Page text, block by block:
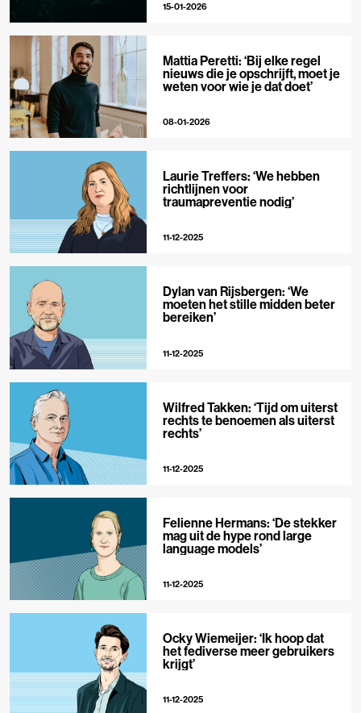
15-01-2026
Mattia Peretti: ‘Bij elke regel
nieuws die je opschrijft, moet je
weten voor wie je dat doet’
08-01-2026
Laurie Treffers: ‘We hebben
richtlijnen voor
traumapreventie nodig’
11-12-2025
Dylan van Rijsbergen: ‘We
moeten het stille midden beter
bereiken’
11-12-2025
Wilfred Takken: ‘Tijd om uiterst
rechts te benoemen als uiterst
rechts’
11-12-2025
Felienne Hermans: ‘De stekker
mag uit de hype rond large
language models’
11-12-2025
Ocky Wiemeijer: ‘Ik hoop dat
het fediverse meer gebruikers
krijgt’
11-12-2025